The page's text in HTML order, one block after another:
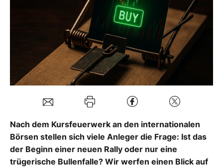
Mein Konto
Folgen Sie uns
Kontakt
Nach dem Kursfeuerwerk an den internationalen
Börsen stellen sich viele Anleger die Frage: Ist das
der Beginn einer neuen Rally oder nur eine
trügerische Bullenfalle? Wir werfen einen Blick auf